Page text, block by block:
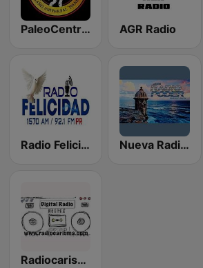
PaleoCentro Radio AGR Radio
Radio Felicidad Nueva Radio Poder
Radiocarisma